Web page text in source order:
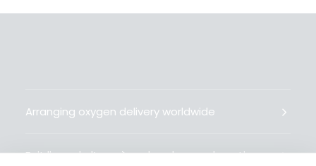
Arranging oxygen delivery worldwide
Fait livrer de l’oxygène dans le monde entier